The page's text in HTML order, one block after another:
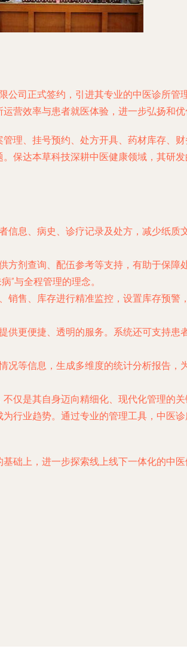
司正式签约，引进其专业的中医诊所管
营效率与患者就医体验，进一步弘扬和优
理、挂号预约、处方开具、药材库存、
保达本草科技深耕中医健康领域，其研
信息、病史、诊疗记录及处方，减少纸
方剂查询、配伍参考等支持，有助于保
”与全程管理的理念。
销售、库存进行精准监控，设置库存预
供更便捷、透明的服务。系统还可支持
况等信息，生成多维度的统计分析报告
仅是其自身迈向精细化、现代化管理的
行业趋势。通过专业的管理工具，中医
础上，进一步探索线上线下一体化的中